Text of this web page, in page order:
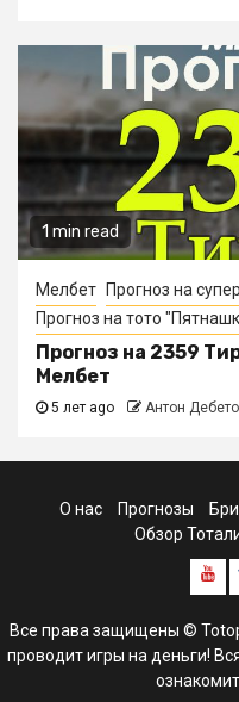
1 min read
Мелбет
Прогноз на
Прогноз на тото
Прогноз на 2359
Мелбет
5 лет ago Антон
О нас Прогнозы
Обзор
Все права защищены ©
проводит игры на деньги!